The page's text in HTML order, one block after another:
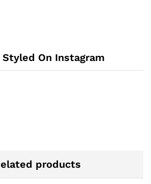
On Instagram
products